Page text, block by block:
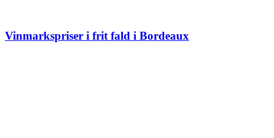
Vinmarkspriser i frit fald i Bordeaux